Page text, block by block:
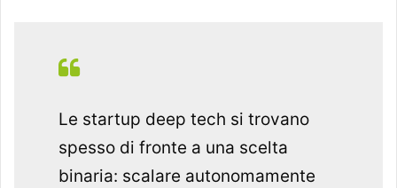
Le startup deep tech si trovano
spesso di fronte a una scelta
binaria: scalare autonomamente